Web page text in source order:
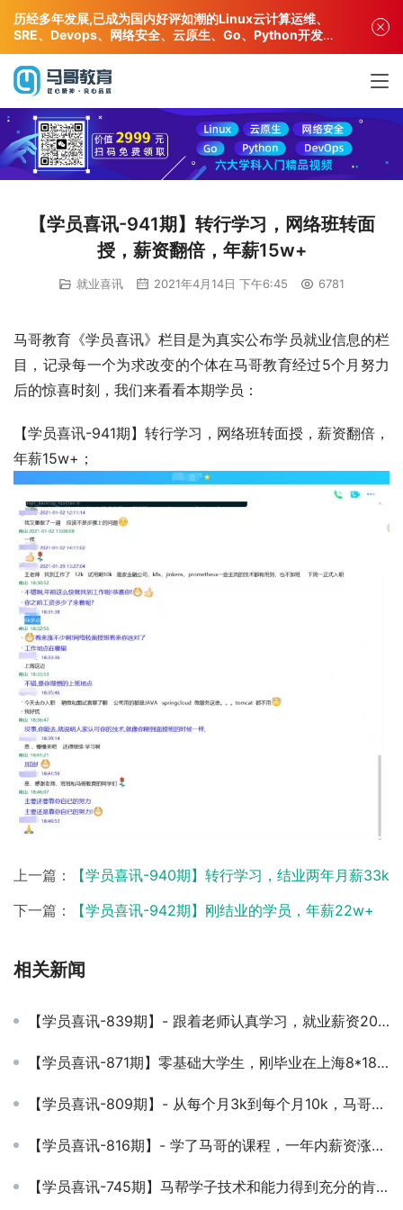
【学员喜讯-941期】转行学习，网络班转面
授，薪资翻倍，年薪15w+
就业喜讯 2021年4月14日 下午6:45 6781
马哥教育《学员喜讯》栏目是为真实公布学员就业信息的栏
目，记录每一个为求改变的个体在马哥教育经过5个月努力
后的惊喜时刻，我们来看看本期学员：
【学员喜讯-941期】转行学习，网络班转面授，薪资翻倍，
年薪15w+；
上一篇：
【学员喜讯-940期】转行学习，结业两年月薪33k
下一篇：
【学员喜讯-942期】刚结业的学员，年薪22w+
相关新闻
【学员喜讯-839期】- 跟着老师认真学习，就业薪资20k！努力就会有收获~
【学员喜讯-871期】零基础大学生，刚毕业在上海8*18薪，继续努力~
【学员喜讯-809期】- 从每个月3k到每个月10k，马哥教育为你的高薪梦买单
【学员喜讯-816期】- 学了马哥的课程，一年内薪资涨了不止5倍！
【学员喜讯-745期】马帮学子技术和能力得到充分的肯定，恭喜提前转正！
历经多年发展,已成为国内好评如潮的Linux云计算运维、
SRE、Devops、网络安全、云原生、Go、Python开发专
业人才培训机构!